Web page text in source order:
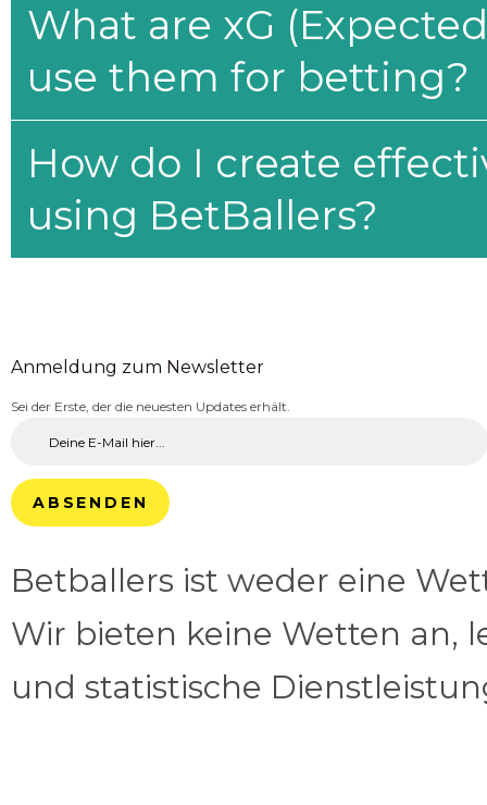
What are xG
use them for betting?
How do I create
using BetBallers?
Anmeldung zum Newsletter
Sei der Erste, der die neuesten Updates erhält.
ABSENDEN
Betballers ist weder eine
Wir bieten keine Wetten an,
und statistische